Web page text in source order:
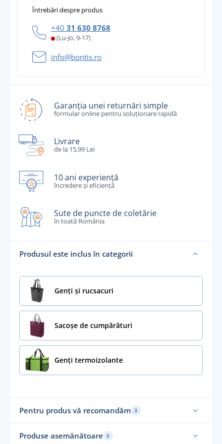
Întrebări despre produs
+40 31 630 8768
(Lu-Jo, 9-17)
info@bontis.ro
Garanția unei returnări simple
formular online pentru soluționare rapidă
Livrare
de la 15,99 Lei
10 ani experiență
încredere și eficiență
Sute de puncte de coletărie
în toată România
Produsul este inclus în categorii
Genți și rucsacuri
Sacoșe de cumpărături
Genți termoizolante
Pentru produs vă recomandăm 3
Produse asemănătoare 6